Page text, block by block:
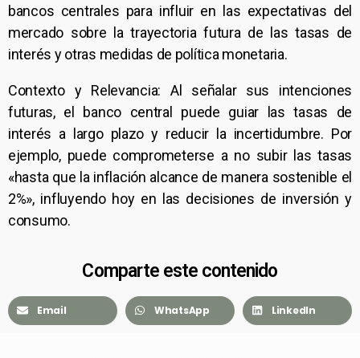
bancos centrales para influir en las expectativas del
mercado sobre la trayectoria futura de las tasas de
interés y otras medidas de política monetaria.
Contexto y Relevancia: Al señalar sus intenciones
futuras, el banco central puede guiar las tasas de
interés a largo plazo y reducir la incertidumbre. Por
ejemplo, puede comprometerse a no subir las tasas
«hasta que la inflación alcance de manera sostenible el
2%», influyendo hoy en las decisiones de inversión y
consumo.
Comparte este contenido
Email WhatsApp LinkedIn